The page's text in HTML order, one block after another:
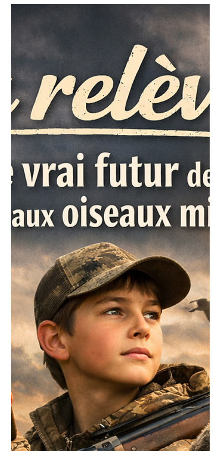
Yan Monette
25 mars
3 min de lecture
Le collier électronique : un outil de
contrôle, pas de punition
Dans le monde du chien rapporteur Il existe une réalité que
plusieurs préfèrent éviter : un bon chien ne se bâtit pas
seulement avec des caresses. Il se construit avec de la
constance, de la clarté… et parfois, avec des outils précis. Le
collier électronique fait partie de ces outils. Mal compris par
certains, diabolisé par d’autres, il reste pourtant, entre de
bonnes mains, l’un des moyens les plus efficaces pour
communiquer à distance avec un chien, sans jamais avoir
besoi